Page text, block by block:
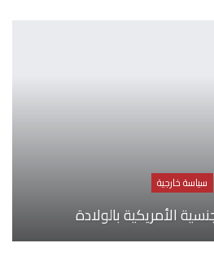
سياسة خارجية
الأمريكية بالولادة